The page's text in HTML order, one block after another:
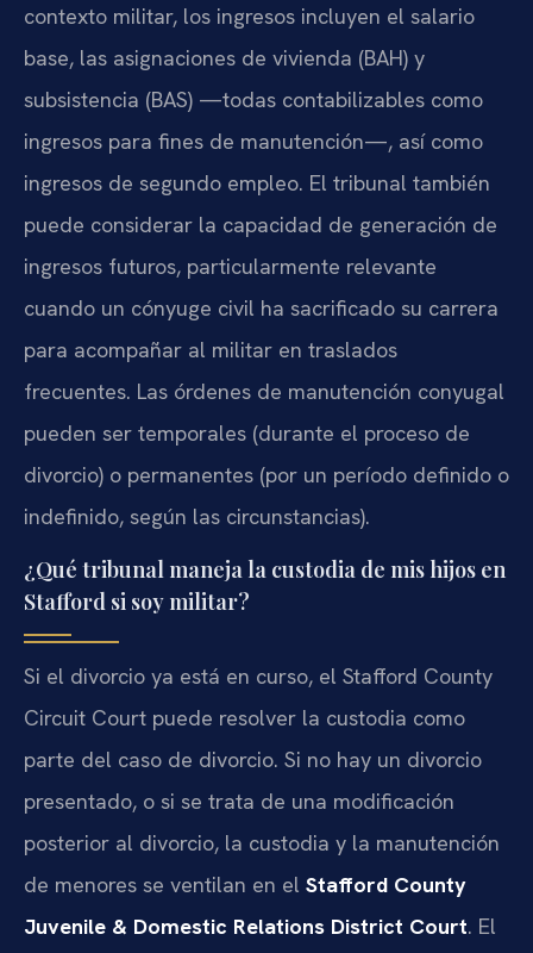
contexto militar, los ingresos incluyen el salario
base, las asignaciones de vivienda (BAH) y
subsistencia (BAS) —todas contabilizables como
ingresos para fines de manutención—, así como
ingresos de segundo empleo. El tribunal también
puede considerar la capacidad de generación de
ingresos futuros, particularmente relevante
cuando un cónyuge civil ha sacrificado su carrera
para acompañar al militar en traslados
frecuentes. Las órdenes de manutención conyugal
pueden ser temporales (durante el proceso de
divorcio) o permanentes (por un período definido o
indefinido, según las circunstancias).
¿Qué tribunal maneja la custodia de mis hijos en
Stafford si soy militar?
Si el divorcio ya está en curso, el Stafford County
Circuit Court puede resolver la custodia como
parte del caso de divorcio. Si no hay un divorcio
presentado, o si se trata de una modificación
posterior al divorcio, la custodia y la manutención
de menores se ventilan en el Stafford County
Juvenile & Domestic Relations District Court. El